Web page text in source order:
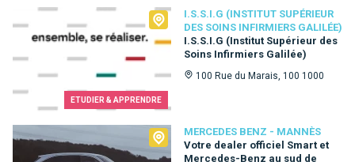
ETUDIER & APPRENDRE
I.S.S.I.G (INSTITUT SUPÉRIEUR
DES SOINS INFIRMIERS GALILÉE)
I.S.S.I.G (Institut Supérieur des
Soins Infirmiers Galilée)
100 Rue du Marais, 100 1000
I.S.S.I.G (Institut Supérieur des Soins Infirmiers Galilée)
MERCEDES BENZ - MANNÈS
Votre dealer officiel Smart et
Mercedes-Benz au sud de
Mercedes Benz - Mannès